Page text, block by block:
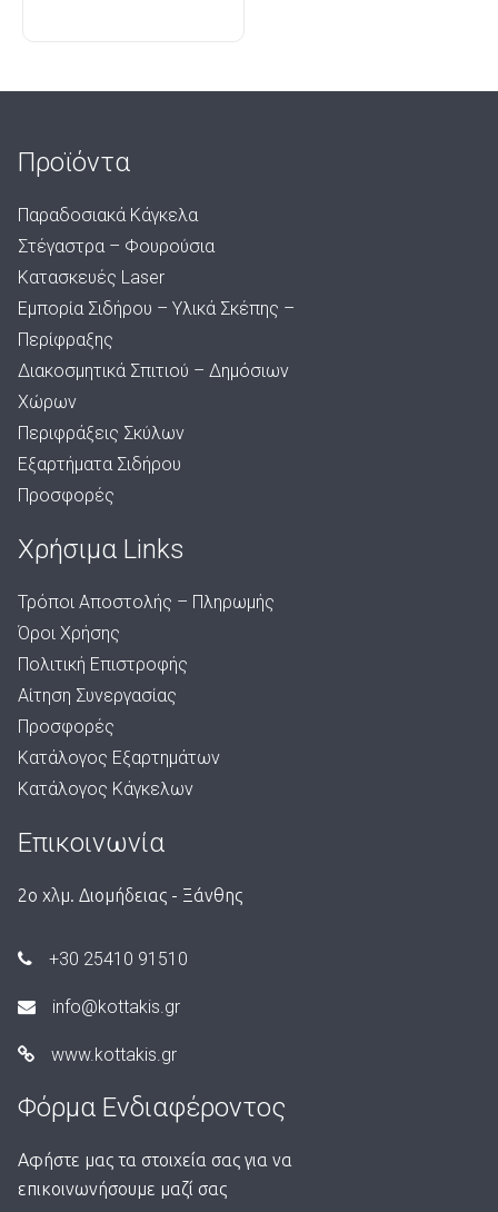
Προϊόντα
Παραδοσιακά Κάγκελα
Στέγαστρα – Φουρούσια
Κατασκευές Laser
Εμπορία Σιδήρου – Υλικά Σκέπης –
Περίφραξης
Διακοσμητικά Σπιτιού – Δημόσιων
Χώρων
Περιφράξεις Σκύλων
Εξαρτήματα Σιδήρου
Προσφορές
Χρήσιμα Links
Τρόποι Αποστολής – Πληρωμής
Όροι Χρήσης
Πολιτική Επιστροφής
Αίτηση Συνεργασίας
Προσφορές
Κατάλογος Εξαρτημάτων
Κατάλογος Κάγκελων
Επικοινωνία
2ο χλμ. Διομήδειας - Ξάνθης
+30 25410 91510
info@kottakis.gr
www.kottakis.gr
Φόρμα Ενδιαφέροντος
Αφήστε μας τα στοιχεία σας για να
επικοινωνήσουμε μαζί σας